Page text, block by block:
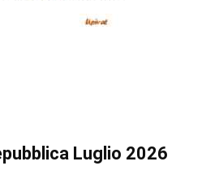
Luglio 2026